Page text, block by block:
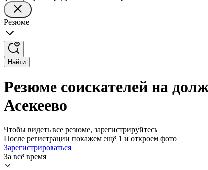
Резюме
Найти
Резюме соискателей на
Асекеево
Чтобы видеть все резюме, зарегистрируйтесь
После регистрации покажем ещё 1 и откроем фото
Зарегистрироваться
За всё время